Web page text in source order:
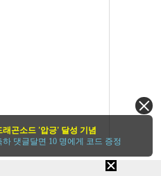
래곤소드 '압긍' 달성 기념
하 댓글달면 10 명에게 코드 증정